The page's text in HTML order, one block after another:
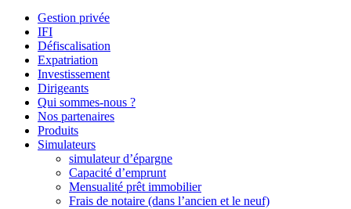
Gestion privée
IFI
Défiscalisation
Expatriation
Investissement
Dirigeants
Qui sommes-nous ?
Nos partenaires
Produits
Simulateurs
simulateur d’épargne
Capacité d’emprunt
Mensualité prêt immobilier
Frais de notaire (dans l’ancien et le neuf)